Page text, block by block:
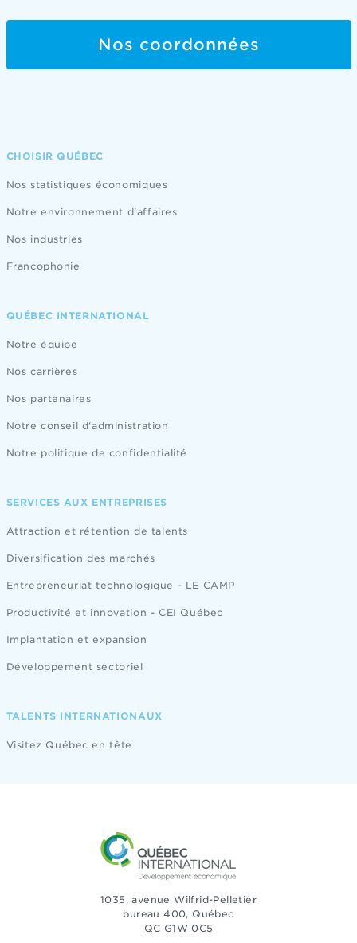
Nos coordonnées
CHOISIR QUÉBEC
Nos statistiques économiques
Notre environnement d'affaires
Nos industries
Francophonie
QUÉBEC INTERNATIONAL
Notre équipe
Nos carrières
Nos partenaires
Notre conseil d'administration
Notre politique de confidentialité
SERVICES AUX ENTREPRISES
Attraction et rétention de talents
Diversification des marchés
Entrepreneuriat technologique - LE CAMP
Productivité et innovation - CEI Québec
Implantation et expansion
Développement sectoriel
TALENTS INTERNATIONAUX
Visitez Québec en tête
1035, avenue Wilfrid-Pelletier
bureau 400, Québec
QC G1W 0C5